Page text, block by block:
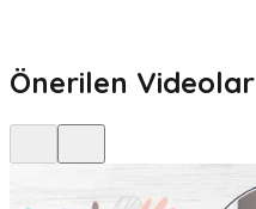
Önerilen Videolar